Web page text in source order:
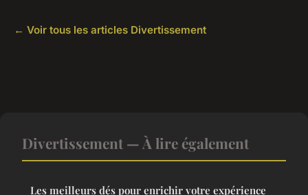
← Voir tous les articles Divertissement
Divertissement — À lire également
Les meilleurs dés pour enrichir votre expérience